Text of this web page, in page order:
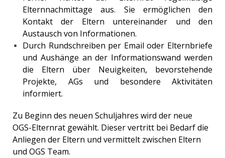
Elternnachmittage aus. Sie ermöglichen den
Kontakt der Eltern untereinander und den
Austausch von Informationen.
Durch Rundschreiben per Email oder Elternbriefe
und Aushänge an der Informationswand werden
die Eltern über Neuigkeiten, bevorstehende
Projekte, AGs und besondere Aktivitäten
informiert.
Zu Beginn des neuen Schuljahres wird der neue
OGS-Elternrat gewählt. Dieser vertritt bei Bedarf die
Anliegen der Eltern und vermittelt zwischen Eltern
und OGS Team.